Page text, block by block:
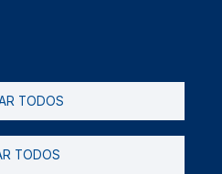
TODOS
TODOS